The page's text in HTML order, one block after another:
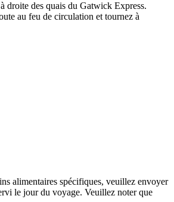
droite des quais du Gatwick Express.
au feu de circulation et tournez à
alimentaires spécifiques, veuillez envoyer
le jour du voyage. Veuillez noter que